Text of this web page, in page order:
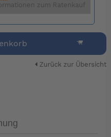
zum Ratenkauf
Zurück zur Übersicht